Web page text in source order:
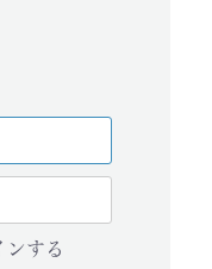
ンする